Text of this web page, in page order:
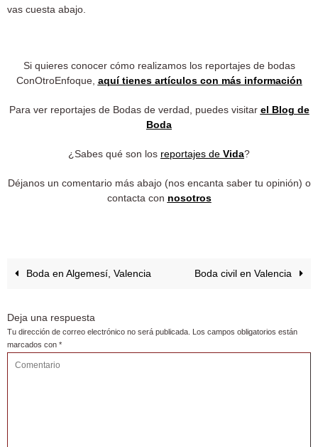
vas cuesta abajo.
Si quieres conocer cómo realizamos los reportajes de bodas
ConOtroEnfoque, aquí tienes artículos con más información
Para ver reportajes de Bodas de verdad, puedes visitar el Blog de
Boda
¿Sabes qué son los reportajes de Vida?
Déjanos un comentario más abajo (nos encanta saber tu opinión) o
contacta con nosotros
Boda en Algemesí, Valencia Boda civil en Valencia
Deja una respuesta
Tu dirección de correo electrónico no será publicada. Los campos obligatorios están
marcados con *